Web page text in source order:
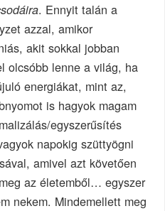
. Ennyit talán a
azzal, amikor
akit sokkal jobban
olcsóbb lenne a világ, ha
energiákat, mint az,
is hagyok magam
egyszerűsítés
napokig szüttyögni
amivel azt követően
az életemből… egyszer
nekem. Mindemellett meg